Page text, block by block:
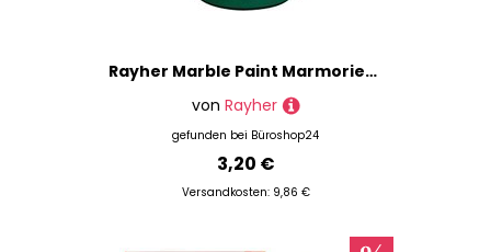
Rayher Marble Paint Marmorierfarben blattgrün 20,0 ml, 1 St.
von Rayher
gefunden bei Büroshop24
3,20 €
Versandkosten: 9,86 €